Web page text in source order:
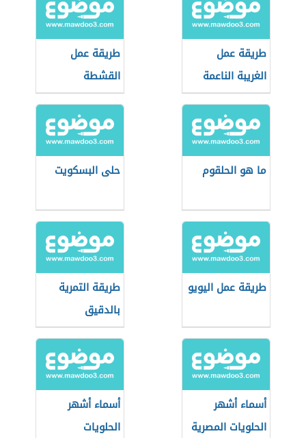
طريقة عمل
الغريبة الناعمة
طريقة عمل
القشطة
ما هو الحلقوم حلى البسكويت
طريقة عمل اليويو
طريقة التمرية
بالدقيق
أسماء أشهر
الحلويات المصرية
أسماء أشهر
الحلويات